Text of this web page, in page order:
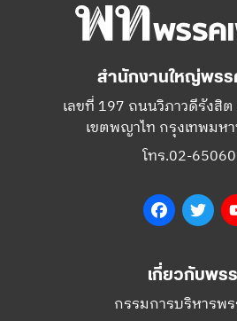
สำนักงานใหญ่พรร
เลขที่ 197 ถนนวิภาวดีรังสิต
เขตพญาไท กรุงเทพมห
โทร.02-
Facebook
เกี่ยวกับพร
กรรมการบริหารพ